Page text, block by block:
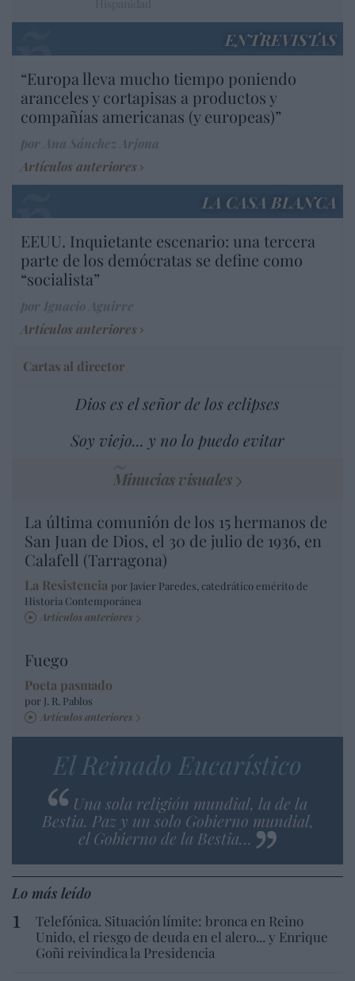
ENTREVISTAS
“Europa lleva mucho tiempo poniendo
aranceles y cortapisas a productos y
compañías americanas (y europeas)”
Artículos anteriores
LA CASA BLANCA
EEUU. Inquietante escenario: una tercera
parte de los demócratas se define como
“socialista”
Artículos anteriores
Cartas al director
Dios es el señor de los eclipses
Soy viejo... y no lo puedo evitar
Minucias visuales
La última comunión de los 15 hermanos de
San Juan de Dios, el 30 de julio de 1936, en
Calafell (Tarragona)
La Resistencia por Javier Paredes, catedrático emérito de
Historia Contemporánea
Artículos anteriores
Fuego
Poeta pasmado
por J. R. Pablos
Artículos anteriores
El Reinado Eucarístico
Una sola religión mundial, la de la
Bestia. Paz y un solo Gobierno mundial,
el Gobierno de la Bestia…
Lo más leído
Telefónica. Situación límite: bronca en Reino
Unido, el riesgo de deuda en el alero... y Enrique
Goñi reivindica la Presidencia